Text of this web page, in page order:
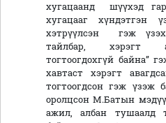
хугацаанд шүүхэд
хугацааг хүндэтгэн
хэтрүүлсэн гэж
тайлбар, хэрэгт
тогтоогдохгүй байна”
хавтаст хэрэгт
тогтоогдсон гэж үзэж
оролцсон М.Батын
ажил, албан тушаалд